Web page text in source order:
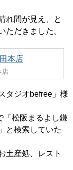
れ間が見え、と
ただきました。
店
タジオbefree」様
「松阪まるよし鎌
と検索していた
土産処、レスト